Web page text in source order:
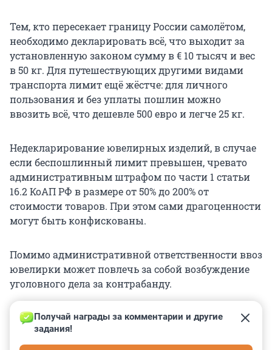
Тем, кто пересекает границу России самолётом,
необходимо декларировать всё, что выходит за
установленную законом сумму в € 10 тысяч и вес
в 50 кг. Для путешествующих другими видами
транспорта лимит ещё жёстче: для личного
пользования и без уплаты пошлин можно
ввозить всё, что дешевле 500 евро и легче 25 кг.
Недекларирование ювелирных изделий, в случае
если беспошлинный лимит превышен, чревато
административным штрафом по части 1 статьи
16.2 КоАП РФ в размере от 50% до 200% от
стоимости товаров. При этом сами драгоценности
могут быть конфискованы.
Помимо административной ответственности ввоз
ювелирки может повлечь за собой возбуждение
уголовного дела за контрабанду.
Получай награды за комментарии и другие
задания!